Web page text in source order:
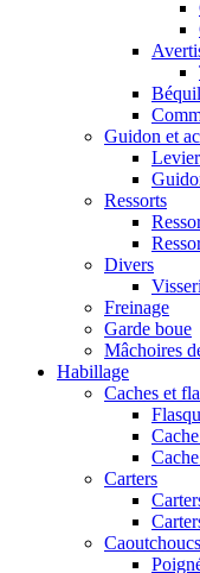
Guidon et
Ressorts
Divers
Freinage
Garde boue
Mâchoires
Habillage
Caches et
Carters
Caoutchoucs